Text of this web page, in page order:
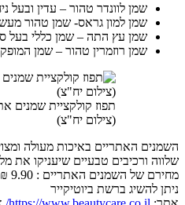
שמן לוונדר טהור – עדין ובעל
שמן למון גראס- שמן טהור
שמן עץ התה – שמן כללי בעל
שמן רוזמרין טהור – שמן
תפוז קולקציית שמנים
(צילום יח"צ)
השמנים האתריים באיכות מעולה
שלווה ורכיבים טבעיים שיעניקו את
מחירם של השמנים האתריים : 9.90 ₪.
ניתן להשיג ברשת ביוטיקייר